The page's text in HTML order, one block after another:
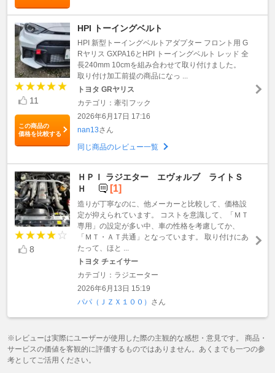
11
この商品の
価格を比較する
HPI トーイングベルト
HPI 新型トーイングベルトアダプター フロント用 G
Rヤリス GXPA16とHPI トーイングベルト レッド 全
長240mm 10cmを組み合わせて取り付けました。
取り付け加工前提の商品になっ ...
トヨタ GRヤリス
カテゴリ：牽引フック
2026年6月17日 17:16
nan13さん
同じ商品のレビュー一覧
8
ＨＰＩ ラジエター エヴォルブ ライトＳ
Ｈ
[1]
造りが丁寧なのに、他メーカーと比較して、価格設
定が抑えられています。 コストを意識して、「ＭＴ
専用」の設定が多い中、車の性格を考慮してか、
「ＭＴ・ＡＴ共通」となっています。 取り付けにあ
たって、ほと ...
トヨタ チェイサー
カテゴリ：ラジエーター
2026年6月13日 15:19
パパ（ＪＺＸ１００） さん
※レビューは実際にユーザーが使用した際の主観的な感想・意見です。 商品・
サービスの価値を客観的に評価するものではありません。あくまでも一つの参
考としてご活用ください。